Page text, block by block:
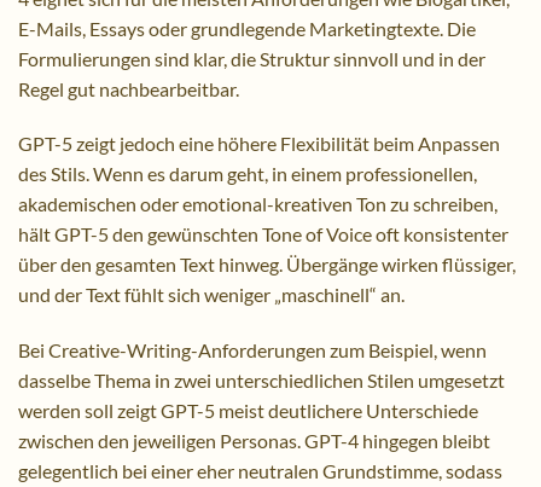
E-Mails, Essays oder grundlegende Marketingtexte. Die
Formulierungen sind klar, die Struktur sinnvoll und in der
Regel gut nachbearbeitbar.
GPT-5 zeigt jedoch eine höhere Flexibilität beim Anpassen
des Stils. Wenn es darum geht, in einem professionellen,
akademischen oder emotional-kreativen Ton zu schreiben,
hält GPT-5 den gewünschten Tone of Voice oft konsistenter
über den gesamten Text hinweg. Übergänge wirken flüssiger,
und der Text fühlt sich weniger „maschinell“ an.
Bei Creative-Writing-Anforderungen zum Beispiel, wenn
dasselbe Thema in zwei unterschiedlichen Stilen umgesetzt
werden soll zeigt GPT-5 meist deutlichere Unterschiede
zwischen den jeweiligen Personas. GPT-4 hingegen bleibt
gelegentlich bei einer eher neutralen Grundstimme, sodass